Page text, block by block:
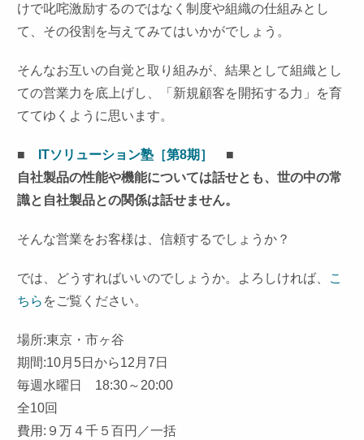
けで叱咤激励するのではなく制度や組織の仕組みとし
て、その役割を与えてみてはいかがでしょう。
そんなお互いの自覚と取り組みが、結果として組織とし
ての営業力を底上げし、「新規顧客を開拓する力」を育
ててゆくように思います。
■ ITソリューション塾［第8期］
■
自社製品の性能や機能については話せとも、世の中の常
識と自社製品との関係は話せません。
そんな営業をお客様は、信頼するでしょうか？
では、どうすればいいのでしょうか。よろしければ、
こ
ちら をご覧ください。
場所:東京・市ヶ谷
期間:10月5日から12月7日
毎週水曜日 18:30～20:00
全10回
費用:９万４千５百円／一括